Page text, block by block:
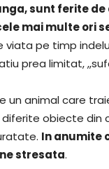
sunt ferite
mai multe ori
pe timp
prea limitat,
un animal care
obiecte
In anumite
stresata.